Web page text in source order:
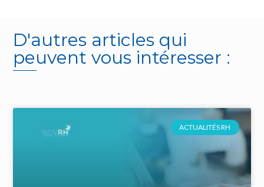
D'autres articles qui
peuvent vous intéresser :
ACTUALITÉS RH